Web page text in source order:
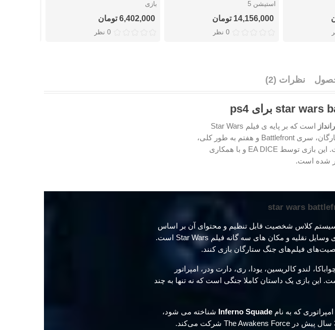
استیشن 5
14,156,000 تومان
0 نظر
بازی
6,402,000 تومان
0 نظر
نظرات (2)
است که بر پایه ی فیلم Star Wars
ساخته شده است. این قسمت چهارم از جنگ ستارگان، سری Battlefront و هفتم به طور کلی،
و دنباله‌ای برای راه‌اندازی مجدد سری ۲۰۱۵ است. این بازی توسط EA DICE و با همکاری
شده است.
کلاس شخصیت قابل تنظیم و محتوای آن بر اساس
فیلم The Awakens Force و The Last Jedi است. همچنین دارای وسایل نقلیه و مکان های سه گانه فیلم Star Wars است.
فیلم‌های جنگ ستارگان بازی کنند.
لندو کالریسین، یودا، ری، دارت ودر، امپراتور
این بازی یک داستان کاملا جنگی است که نه تنها به چند
که به نام Inferno Squade
شناخته می شود،
توسط Janina Gavankar بازی می‌کند که در چندین رویداد در 30 سال پیش در The Awakens Force شرکت می‌کند.